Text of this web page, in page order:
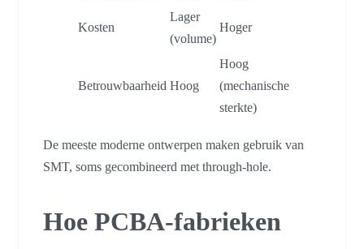
Kosten
Lager
(volume)
Hoger
Betrouwbaarheid Hoog
Hoog
(mechanische
sterkte)
De meeste moderne ontwerpen maken gebruik van
SMT, soms gecombineerd met through-hole.
Hoe PCBA-fabrieken